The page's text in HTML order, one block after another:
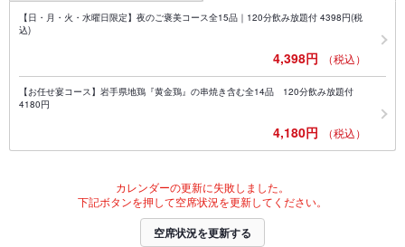
【日・月・火・水曜日限定】夜のご褒美コース全15品｜120分飲み放題付 4398円(税
込)
4,398円 （税込）
【お任せ宴コース】岩手県地鶏『黄金鶏』の串焼き含む全14品 120分飲み放題付
4180円
4,180円 （税込）
カレンダーの更新に失敗しました。
下記ボタンを押して空席状況を更新してください。
空席状況を更新する